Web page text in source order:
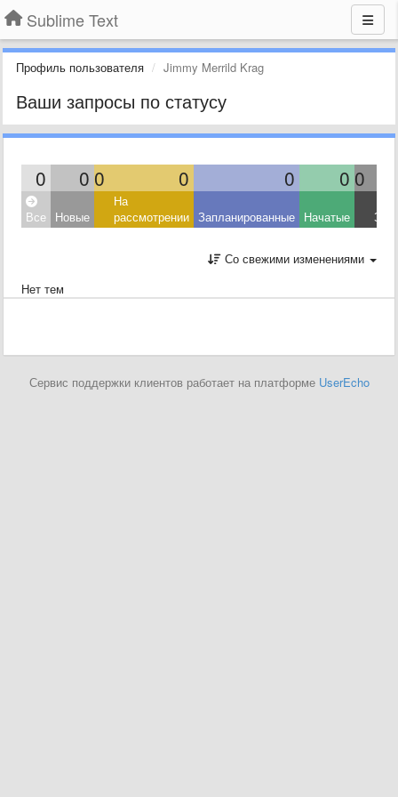
Sublime Text
Профиль пользователя Jimmy Merrild Krag
Ваши запросы по статусу
0 0 0 0 0 0 0
Все Новые
На
рассмотрении Запланированные Начатые
Со свежими изменениями
Нет тем
Сервис поддержки клиентов работает на платформе UserEcho